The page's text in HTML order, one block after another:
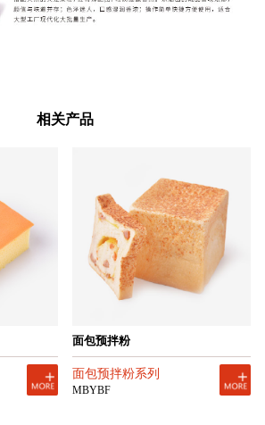
相关产品
面包预拌粉
面包预拌粉系列
MBYBF